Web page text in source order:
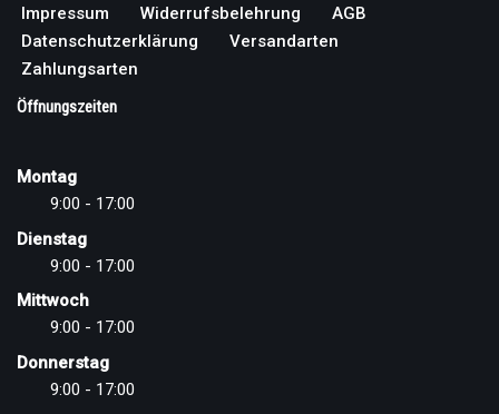
Impressum Widerrufsbelehrung
AGB
Datenschutzerklärung
Versandarten
Zahlungsarten
Öffnungszeiten
Montag
9:00 - 17:00
Dienstag
9:00 - 17:00
Mittwoch
9:00 - 17:00
Donnerstag
9:00 - 17:00